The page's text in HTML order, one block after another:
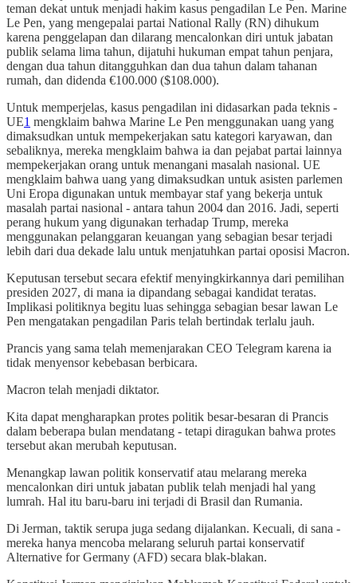
teman dekat untuk menjadi hakim kasus pengadilan Le Pen. Marine
Le Pen, yang mengepalai partai National Rally (RN) dihukum
karena penggelapan dan dilarang mencalonkan diri untuk jabatan
publik selama lima tahun, dijatuhi hukuman empat tahun penjara,
dengan dua tahun ditangguhkan dan dua tahun dalam tahanan
rumah, dan didenda €100.000 ($108.000).
Untuk memperjelas, kasus pengadilan ini didasarkan pada teknis -
UE1 mengklaim bahwa Marine Le Pen menggunakan uang yang
dimaksudkan untuk mempekerjakan satu kategori karyawan, dan
sebaliknya, mereka mengklaim bahwa ia dan pejabat partai lainnya
mempekerjakan orang untuk menangani masalah nasional. UE
mengklaim bahwa uang yang dimaksudkan untuk asisten parlemen
Uni Eropa digunakan untuk membayar staf yang bekerja untuk
masalah partai nasional - antara tahun 2004 dan 2016. Jadi, seperti
perang hukum yang digunakan terhadap Trump, mereka
menggunakan pelanggaran keuangan yang sebagian besar terjadi
lebih dari dua dekade lalu untuk menjatuhkan partai oposisi Macron.
Keputusan tersebut secara efektif menyingkirkannya dari pemilihan
presiden 2027, di mana ia dipandang sebagai kandidat teratas.
Implikasi politiknya begitu luas sehingga sebagian besar lawan Le
Pen mengatakan pengadilan Paris telah bertindak terlalu jauh.
Prancis yang sama telah memenjarakan CEO Telegram karena ia
tidak menyensor kebebasan berbicara.
Macron telah menjadi diktator.
Kita dapat mengharapkan protes politik besar-besaran di Prancis
dalam beberapa bulan mendatang - tetapi diragukan bahwa protes
tersebut akan merubah keputusan.
Menangkap lawan politik konservatif atau melarang mereka
mencalonkan diri untuk jabatan publik telah menjadi hal yang
lumrah. Hal itu baru-baru ini terjadi di Brasil dan Rumania.
Di Jerman, taktik serupa juga sedang dijalankan. Kecuali, di sana -
mereka hanya mencoba melarang seluruh partai konservatif
Alternative for Germany (AFD) secara blak-blakan.